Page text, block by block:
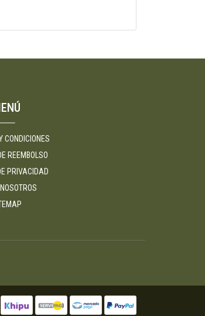
CONDICIONES
REEMBOLSO
PRIVACIDAD